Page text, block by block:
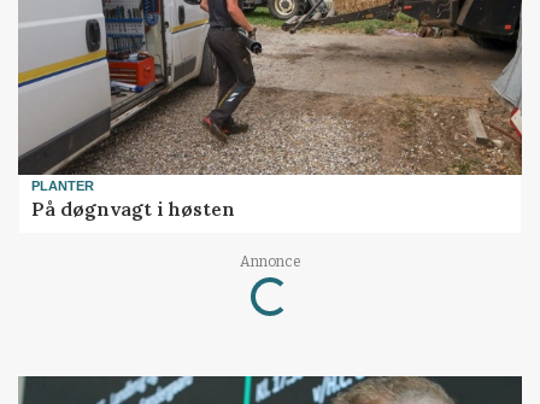
PLANTER
På døgnvagt i høsten
Annonce
Loading...